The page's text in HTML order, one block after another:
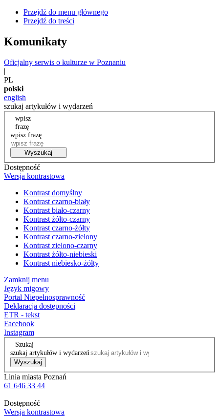
Przejdź do menu głównego
Przejdź do treści
Komunikaty
Oficjalny serwis o kulturze w Poznaniu
|
PL
polski
english
szukaj artykułów i wydarzeń
wpisz
frazę
wpisz frazę
Wyszukaj
Dostępność
Wersja kontrastowa
Kontrast domyślny
Kontrast czarno-biały
Kontrast biało-czarny
Kontrast żółto-czarny
Kontrast czarno-żółty
Kontrast czarno-zielony
Kontrast zielono-czarny
Kontrast żółto-niebieski
Kontrast niebiesko-żółty
Zamknij menu
Język migowy
Portal Niepełnosprawność
Deklaracja dostępności
ETR - tekst
Facebook
Instagram
Szukaj
szukaj artykułów i wydarzeń
Wyszukaj
Linia miasta Poznań
61 646 33 44
Dostępność
Wersja kontrastowa